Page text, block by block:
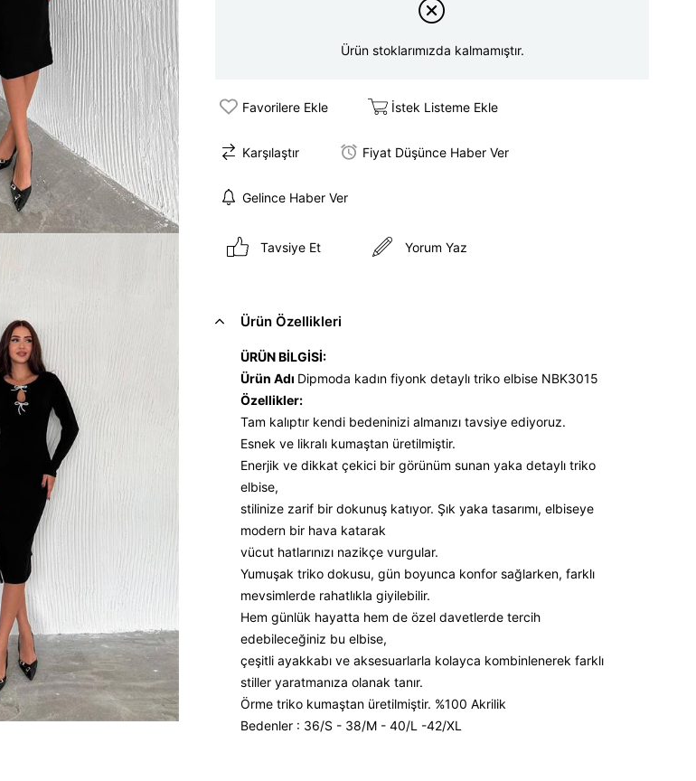
Ürün stoklarımızda kalmamıştır.
Favorilere Ekle İstek Listeme Ekle
Karşılaştır Fiyat Düşünce Haber Ver
Gelince Haber Ver
Tavsiye Et Yorum Yaz
Ürün Özellikleri
ÜRÜN BİLGİSİ:
Ürün Adı Dipmoda kadın fiyonk detaylı triko elbise NBK3015
Özellikler:
Tam kalıptır kendi bedeninizi almanızı tavsiye ediyoruz.
Esnek ve likralı kumaştan üretilmiştir.
Enerjik ve dikkat çekici bir görünüm sunan yaka detaylı triko
elbise,
stilinize zarif bir dokunuş katıyor. Şık yaka tasarımı, elbiseye
modern bir hava katarak
vücut hatlarınızı nazikçe vurgular.
Yumuşak triko dokusu, gün boyunca konfor sağlarken, farklı
mevsimlerde rahatlıkla giyilebilir.
Hem günlük hayatta hem de özel davetlerde tercih
edebileceğiniz bu elbise,
çeşitli ayakkabı ve aksesuarlarla kolayca kombinlenerek farklı
stiller yaratmanıza olanak tanır.
Örme triko kumaştan üretilmiştir. %100 Akrilik
Bedenler : 36/S - 38/M - 40/L -42/XL